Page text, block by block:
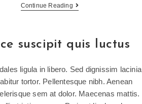
Continue Reading
suscipit quis luctus
ligula in libero. Sed dignissim lacinia
tortor. Pellentesque nibh. Aenean
sem at dolor. Maecenas mattis.